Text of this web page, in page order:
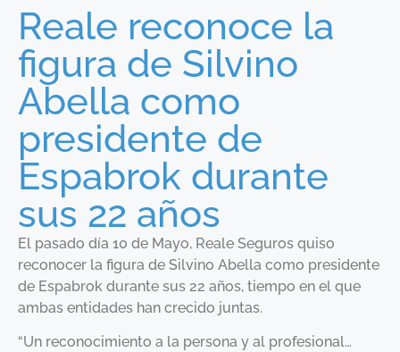
Reale reconoce la
figura de Silvino
Abella como
presidente de
Espabrok durante
sus 22 años
El pasado día 10 de Mayo, Reale Seguros quiso
reconocer la figura de Silvino Abella como presidente
de Espabrok durante sus 22 años, tiempo en el que
ambas entidades han crecido juntas.
“Un reconocimiento a la persona y al profesional…